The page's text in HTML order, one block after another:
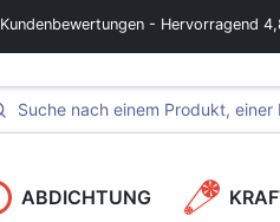
Kundenbewertungen - Hervorragend
ABDICHTUNG